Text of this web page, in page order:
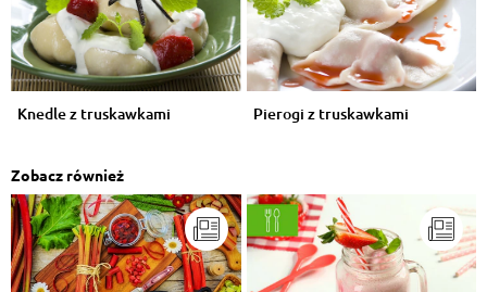
Knedle z truskawkami Pierogi z truskawkami
Zobacz również